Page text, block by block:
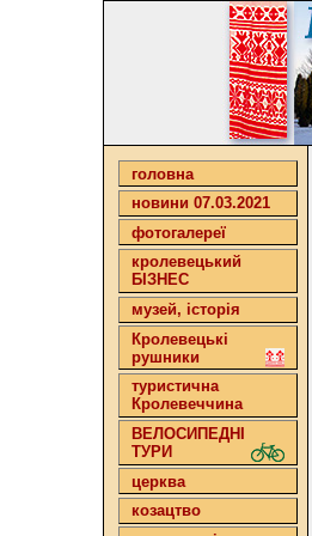
головна
новини 07.03.2021
фотогалереї
кролевецький
БІЗНЕС
музей, історія
Кролевецькі
рушники
туристична
Кролевеччина
ВЕЛОСИПЕДНІ
ТУРИ
церква
козацтво